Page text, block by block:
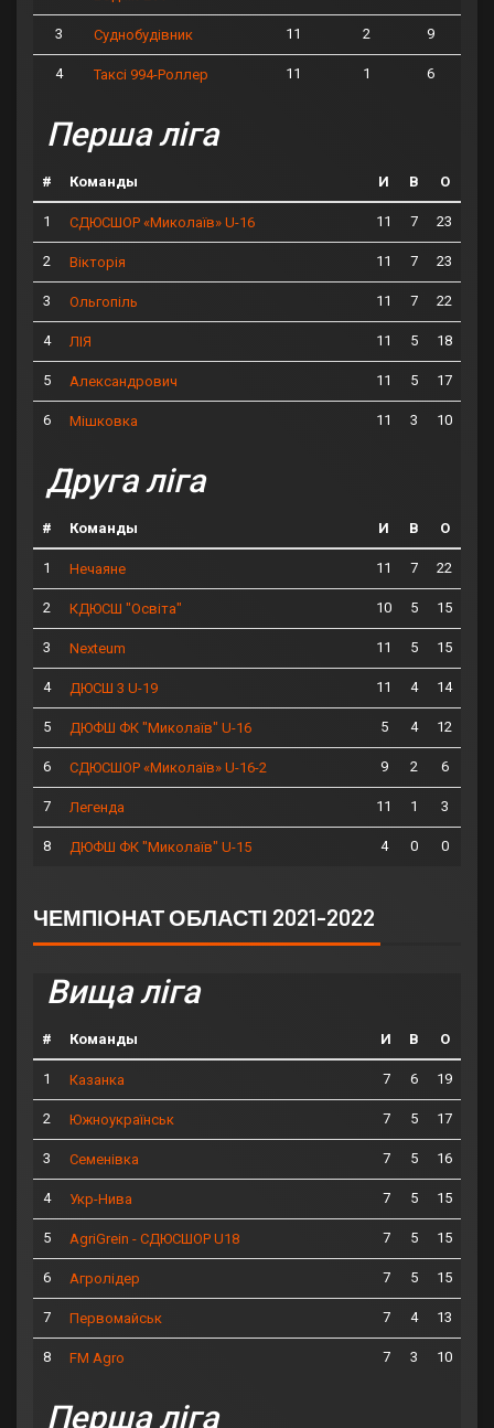
3 Суднобудівник 11 2 9
4 Таксі 994-Роллер 11 1 6
Перша ліга
# Команды И В О
1 СДЮСШОР «Миколаїв» U-16 11 7 23
2 Вікторія 11 7 23
3 Ольгопіль 11 7 22
4 ЛІЯ 11 5 18
5 Александрович 11 5 17
6 Мішковка 11 3 10
Друга ліга
# Команды И В О
1 Нечаяне 11 7 22
2 КДЮСШ "Освіта" 10 5 15
3 Nexteum 11 5 15
4 ДЮСШ 3 U-19 11 4 14
5 ДЮФШ ФК "Миколаїв" U-16 5 4 12
6 СДЮСШОР «Миколаїв» U-16-2 9 2 6
7 Легенда 11 1 3
8 ДЮФШ ФК "Миколаїв" U-15 4 0 0
ЧЕМПІОНАТ ОБЛАСТІ 2021-2022
Вища ліга
# Команды И В О
1 Казанка 7 6 19
2 Южноукраїнськ 7 5 17
3 Семенівка 7 5 16
4 Укр-Нива 7 5 15
5 AgriGrein - СДЮСШОР U18 7 5 15
6 Агролідер 7 5 15
7 Первомайськ 7 4 13
8 FM Agro 7 3 10
Перша ліга